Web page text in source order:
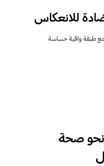
للانعكاس
طبقة واقية حساسة
نحو صحة